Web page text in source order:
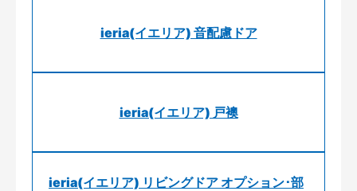
ieria(イエリア) 音配慮ドア
ieria(イエリア) 戸襖
ieria(イエリア) リビングドア オプション･部